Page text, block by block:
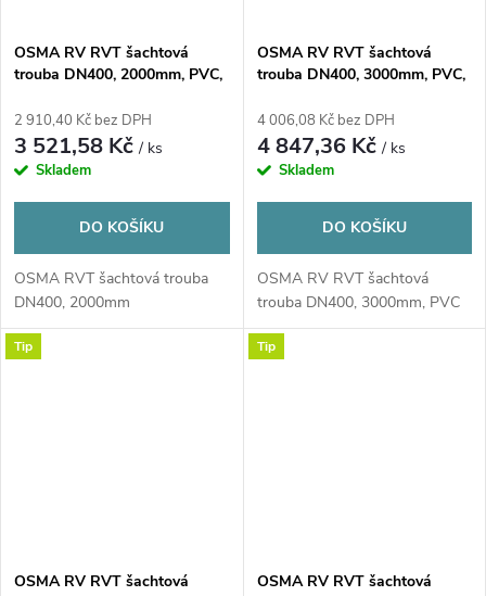
OSMA RV RVT šachtová
trouba DN400, 2000mm, PVC,
2 910,40 Kč bez DPH
3 521,58 Kč/ ks
Skladem
DO KOŠÍKU
OSMA RVT šachtová trouba
DN400, 2000mm
OSMA RV RVT šachtová
trouba DN400, 3000mm, PVC,
4 006,08 Kč bez DPH
4 847,36 Kč/ ks
Skladem
DO KOŠÍKU
OSMA RV RVT šachtová
trouba DN400, 3000mm, PVC
Tip
OSMA RV RVT šachtová
Tip
OSMA RV RVT šachtová